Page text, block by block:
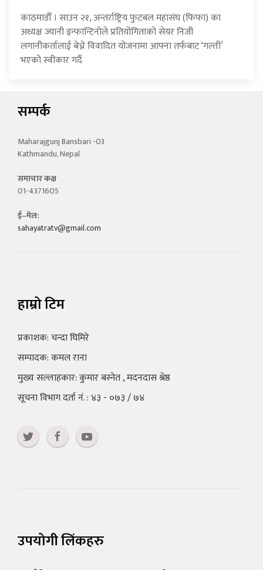
काठमाडौँ । साउन २१, अन्तर्राष्ट्रिय फुटबल महासंघ (फिफा) का
अध्यक्ष ज्यानी इन्फान्टिनोले प्रतियोगिताको सेयर निजी
लगानीकर्तालाई बेच्ने विवादित योजनामा आफ्ना तर्फबाट ‘गल्ती’
भएको स्वीकार गर्दै
सम्पर्क
Maharajgunj Bansbari -03
Kathmandu, Nepal
समाचार कक्ष
01-4371605
ई–मेल:
sahayatratv@gmail.com
हाम्रो टिम
प्रकाशक: चन्दा घिमिरे
सम्पादक: कमल राना
मुख्य सल्लाहकार: कुमार बस्नेत , मदनदास श्रेष्ठ
सूचना विभाग दर्ता नं. : ४३ - ०७३ / ७४
उपयोगी लिंकहरु